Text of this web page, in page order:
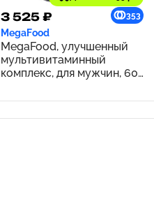
3 525 ₽ 353
MegaFood
MegaFood, улучшенный
мультивитаминный
комплекс, для мужчин, 60